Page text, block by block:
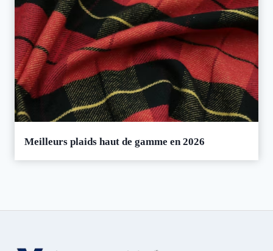
Meilleurs plaids haut de gamme en 2026